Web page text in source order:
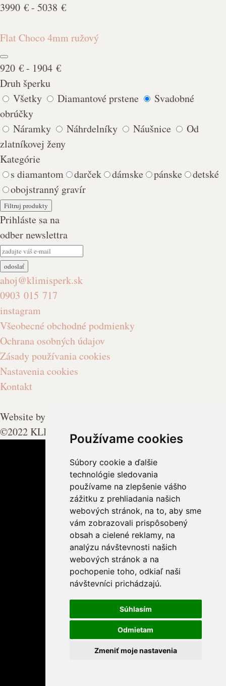
Používame cookies
Súbory cookie a ďalšie
technológie sledovania
používame na zlepšenie vášho
zážitku z prehliadania našich
webových stránok, na to, aby sme
vám zobrazovali prispôsobený
obsah a cielené reklamy, na
analýzu návštevnosti našich
webových stránok a na
pochopenie toho, odkiaľ naši
návštevníci prichádzajú.
Súhlasím
Odmietam
Zmeniť moje nastavenia
3990 € - 5038 €
Flat Choco 4mm ružový
920 € - 1904 €
Druh šperku
Všetky
Diamantové prstene
Svadobné
obrúčky
Náramky
Náhrdelníky Náušnice
Od
zlatníkovej ženy
Kategórie
s diamantom
darček dámske pánske
detské
obojstranný gravír
Prihláste sa na
odber newslettra
ahoj@klimisperk.sk
0903 015 717
instagram
Všeobecné obchodné podmienky
Ochrana osobných údajov
Zásady používania cookies
Nastavenia cookies
Kontakt
Website by
©2022 KLIMI. Všetky práva vyhradené.